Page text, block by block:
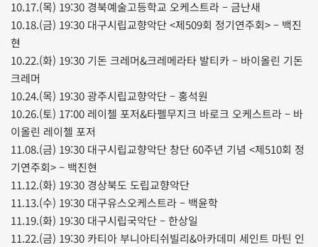
10.17.(목) 19:30 경북예술고등학교 오케스트라 – 금난새
10.18.(금) 19:30 대구시립교향악단 <제509회 정기연주회> – 백진
현
10.22.(화) 19:30 기돈 크레머&크레메라타 발티카 – 바이올린 기돈
크레머
10.24.(목) 19:30 광주시립교향악단 – 홍석원
10.26.(토) 17:00 레이첼 포저&타펠무지크 바로크 오케스트라 – 바
이올린 레이첼 포저
11.08.(금) 19:30 대구시립교향악단 창단 60주년 기념 <제510회 정
기연주회> – 백진현
11.12.(화) 19:30 경상북도 도립교향악단
11.13.(수) 19:30 대구유스오케스트라 – 백윤학
11.19.(화) 19:30 대구시립국악단 – 한상일
11.22.(금) 19:30 카티아 부니아티쉬빌리&아카데미 세인트 마틴 인